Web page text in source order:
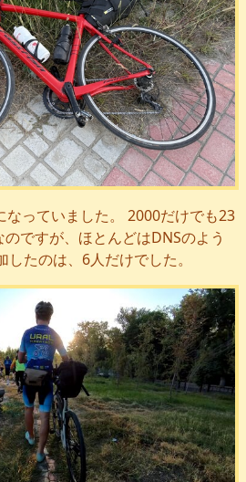
なっていました。 2000だけでも23
ですが、ほとんどはDNSのよう
たのは、6人だけでした。